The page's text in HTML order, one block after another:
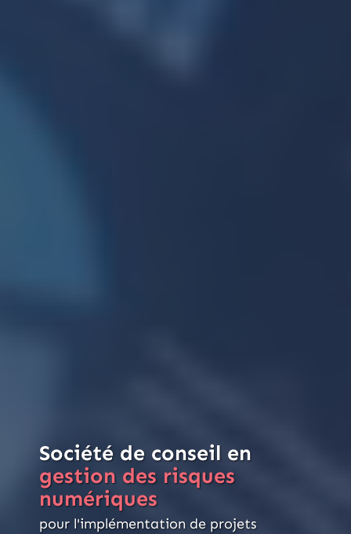
Société de conseil en
gestion des risques
numériques
pour l'implémentation de projets